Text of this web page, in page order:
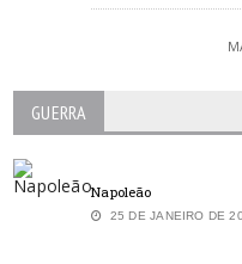
GUERRA
Napoleão
25 DE JANEIRO DE